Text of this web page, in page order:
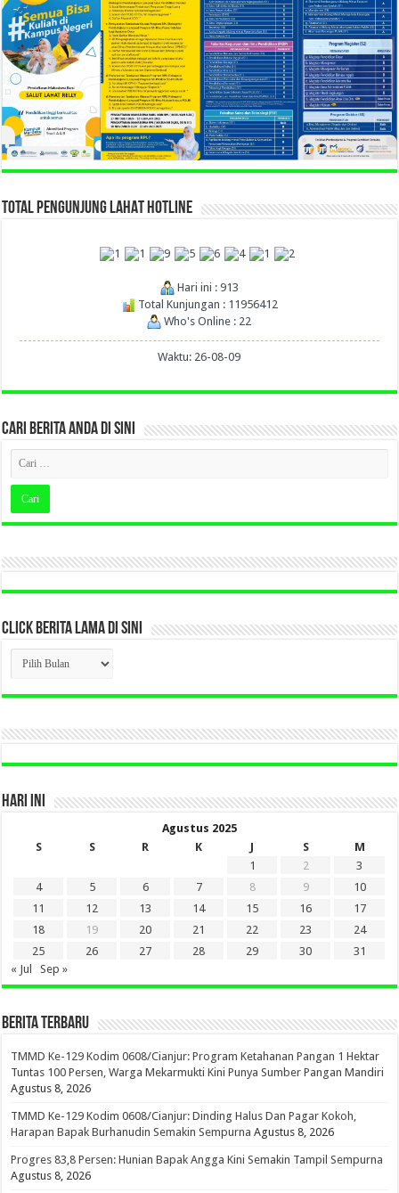
TOTAL PENGUNJUNG LAHAT HOTLINE
Hari ini : 913
Total Kunjungan : 11956412
Who's Online : 22
Waktu: 26-08-09
CARI BERITA ANDA DI SINI
CLICK BERITA LAMA DI SINI
CLICK
BERITA
LAMA
DI
HARI INI
Agustus 2025
S
S R K J S
M
1
2
3
4
5 6 7 8 9
10
11
12 13 14 15 16
17
18
19 20 21 22 23
24
25
26 27 28 29 30
31
« Jul
Sep »
BERITA TERBARU
TMMD Ke-129 Kodim 0608/Cianjur: Program Ketahanan Pangan 1 Hektar
Tuntas 100 Persen, Warga Mekarmukti Kini Punya Sumber Pangan Mandiri
Agustus 8, 2026
TMMD Ke-129 Kodim 0608/Cianjur: Dinding Halus Dan Pagar Kokoh,
Harapan Bapak Burhanudin Semakin Sempurna Agustus 8, 2026
Progres 83,8 Persen: Hunian Bapak Angga Kini Semakin Tampil Sempurna
Agustus 8, 2026